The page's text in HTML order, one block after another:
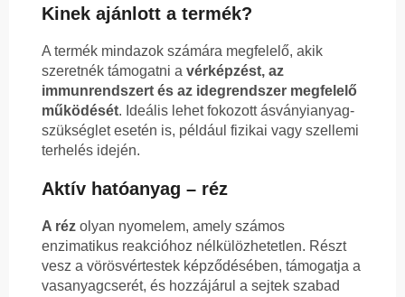
Kinek ajánlott a termék?
A termék mindazok számára megfelelő, akik
szeretnék támogatni a vérképzést, az
immunrendszert és az idegrendszer megfelelő
működését. Ideális lehet fokozott ásványianyag-
szükséglet esetén is, például fizikai vagy szellemi
terhelés idején.
Aktív hatóanyag – réz
A réz olyan nyomelem, amely számos
enzimatikus reakcióhoz nélkülözhetetlen. Részt
vesz a vörösvértestek képződésében, támogatja a
vasanyagcserét, és hozzájárul a sejtek szabad